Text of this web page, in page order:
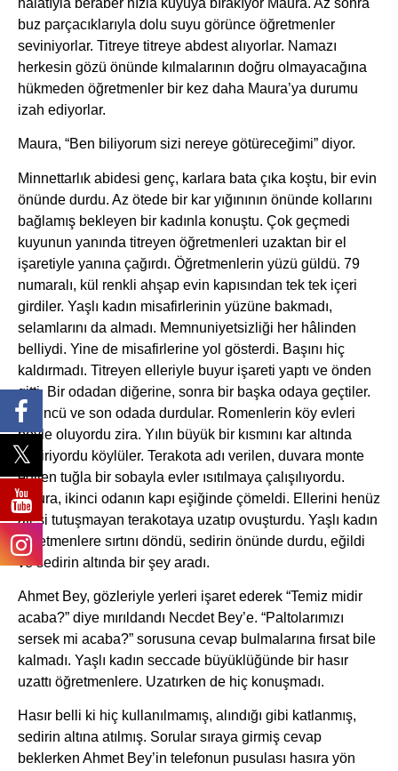
buz parçacıklarıyla dolu suyu görünce öğretmenler
seviniyorlar. Titreye titreye abdest alıyorlar. Namazı
herkesin gözü önünde kılmalarının doğru olmayacağına
hükmeden öğretmenler bir kez daha Maura’ya durumu
izah ediyorlar.
Maura, “Ben biliyorum sizi nereye götüreceğimi” diyor.
Minnettarlık abidesi genç, karlara bata çıka koştu, bir evin
önünde durdu. Az ötede bir kar yığınının önünde kollarını
bağlamış bekleyen bir kadınla konuştu. Çok geçmedi
kuyunun yanında titreyen öğretmenleri uzaktan bir el
işaretiyle yanına çağırdı. Öğretmenlerin yüzü güldü. 79
numaralı, kül renkli ahşap evin kapısından tek tek içeri
girdiler. Yaşlı kadın misafirlerinin yüzüne bakmadı,
selamlarını da almadı. Memnuniyetsizliği her hâlinden
belliydi. Yine de misafirlerine yol gösterdi. Başını hiç
kaldırmadı. Titreyen elleriyle buyur işareti yaptı ve önden
gitti. Bir odadan diğerine, sonra bir başka odaya geçtiler.
Üçüncü ve son odada durdular. Romenlerin köy evleri
böyle oluyordu zira. Yılın büyük bir kısmını kar altında
geçiriyordu köylüler. Terakota adı verilen, duvara monte
edilen tuğla bir sobayla evler ısıtılmaya çalışılıyordu.
Maura, ikinci odanın kapı eşiğinde çömeldi. Ellerini henüz
ateşi tutuşmayan terakotaya uzatıp ovuşturdu. Yaşlı kadın
öğretmenlere sırtını döndü, sedirin önünde durdu, eğildi
ve sedirin altında bir şey aradı.
Ahmet Bey, gözleriyle yerleri işaret ederek “Temiz midir
acaba?” diye mırıldandı Necdet Bey’e. “Paltolarımızı
sersek mi acaba?” sorusuna cevap bulmalarına fırsat bile
kalmadı. Yaşlı kadın seccade büyüklüğünde bir hasır
uzattı öğretmenlere. Uzatırken de hiç konuşmadı.
Hasır belli ki hiç kullanılmamış, alındığı gibi katlanmış,
sedirin altına atılmış. Sorular sıraya girmiş cevap
beklerken Ahmet Bey’in telefonun pusulası hasıra yön